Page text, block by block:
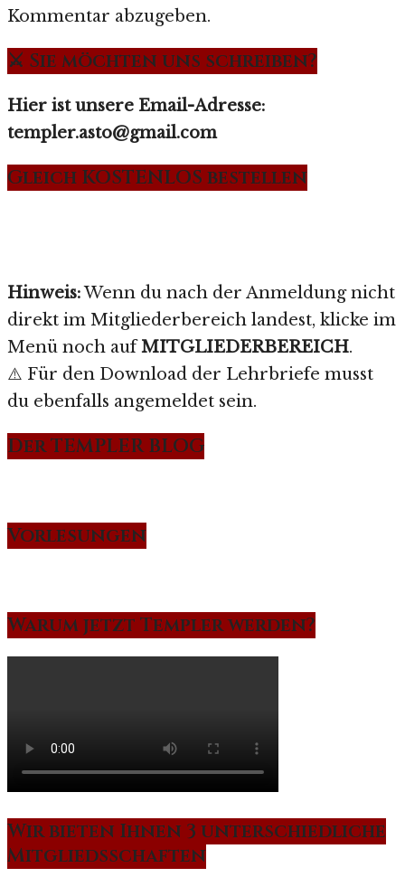
Kommentar abzugeben.
⚔️ Sie möchten uns schreiben?
Hier ist unsere Email-Adresse:
templer.asto@gmail.com
Gleich KOSTENLOS bestellen
Hinweis:Wenn du nach der Anmeldung nicht
direkt im Mitgliederbereich landest, klicke im
Menü noch aufMITGLIEDERBEREICH.
⚠️ Für den Download der Lehrbriefe musst
du ebenfalls angemeldet sein.
Der TEMPLER BLOG
Vorlesungen
Warum jetzt Templer werden?
Wir bieten Ihnen 3 unterschiedliche
Mitgliedsschaften